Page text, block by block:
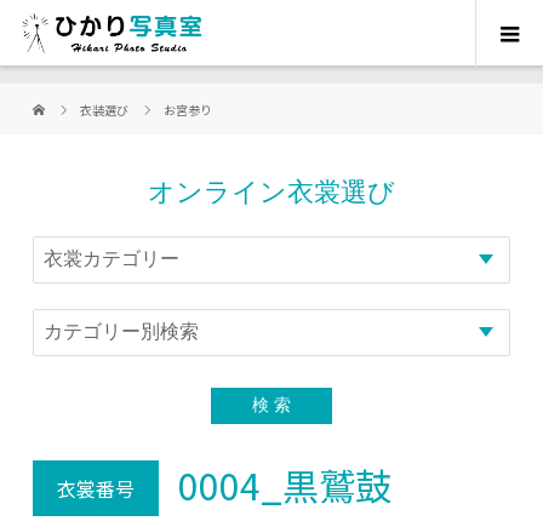
衣装選び お宮参り
オンライン衣裳選び
衣裳番号 0004_黒鷲鼓